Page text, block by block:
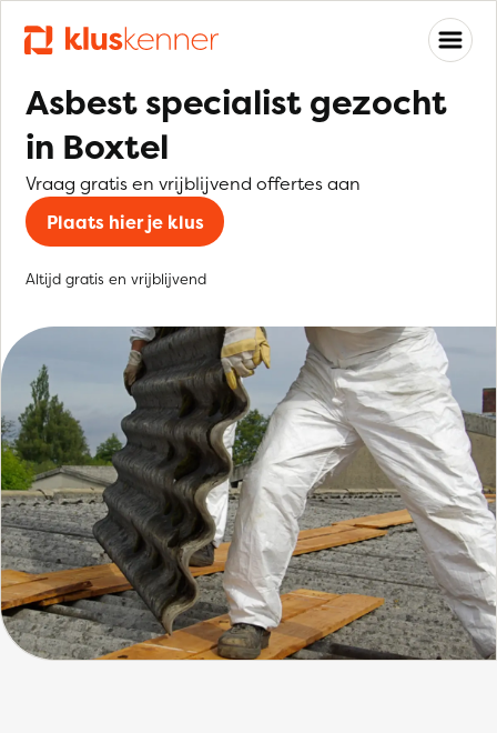
Asbest specialist gezocht
in Boxtel
Vraag gratis en vrijblijvend offertes aan
Plaats hier je klus
Altijd gratis en vrijblijvend